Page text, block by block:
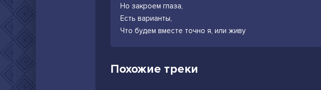
Но закроем глаза,
Есть варианты,
Что будем вместе точно я, или живу
Похожие треки